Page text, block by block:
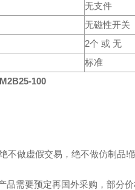
无支件
无磁性开关
2个 或 无
标准
100
不做虚假交易，绝不做仿制品!
品需要预定再国外采购，部分